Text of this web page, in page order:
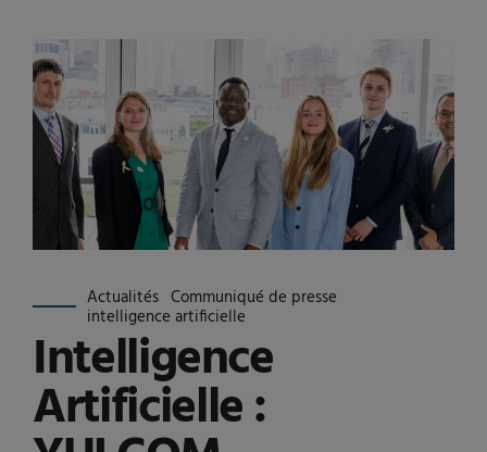
Actualités Communiqué de presse
intelligence artificielle
Intelligence
Artificielle :